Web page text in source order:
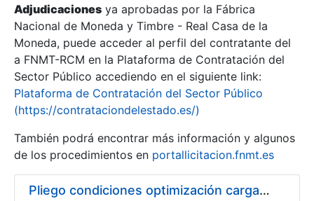
Erakutsi/Ezkutatu
Erakutsi/Ezkutatu
Adjudicaciones ya aprobadas por la Fábrica
Nacional de Moneda y Timbre - Real Casa de la
Moneda, puede acceder al perfil del contratante del
a FNMT-RCM en la Plataforma de Contratación del
Sector Público accediendo en el siguiente link:
Plataforma de Contratación del Sector Público
(https://contrataciondelestado.es/)
También podrá encontrar más información y algunos
de los procedimientos en portallicitacion.fnmt.es
Pliego condiciones optimización cargas compras firmado